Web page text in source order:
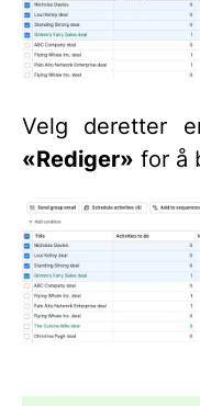
Velg deretter
«Rediger» for å